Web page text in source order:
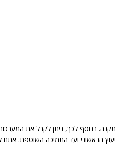
בנוסף לכך, ניתן לקבל את
מהייעוץ הראשוני ועד התמיכה